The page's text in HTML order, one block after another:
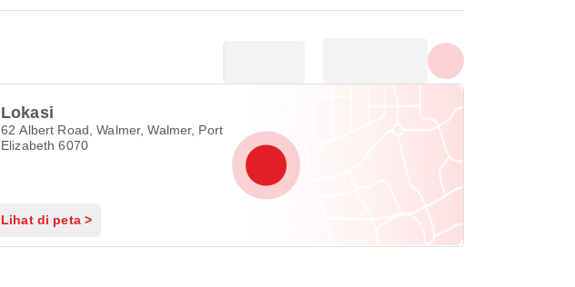
Lokasi
62 Albert Road, Walmer, Walmer, Port
Elizabeth 6070
Lihat di peta >